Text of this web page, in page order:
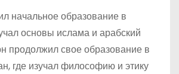
начальное образование в
основы ислама и арабский
продолжил свое образование в
где изучал философию и этику